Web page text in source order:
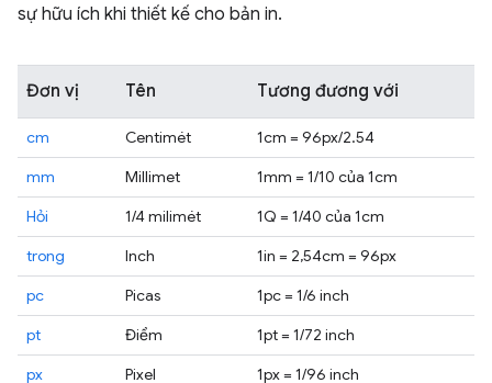
sự hữu ích khi thiết kế cho bản in.
Đơn vị Tên Tương đương với
cm Centimét
1cm = 96px/2.54
mm
Millimet
1mm = 1/10 của 1cm
Hỏi
1/4 milimét
1Q = 1/40 của 1cm
trong
Inch
1in = 2,54cm = 96px
pc
Picas
1pc = 1/6 inch
pt
Điểm
1pt = 1/72 inch
px
Pixel 1px = 1/96 inch